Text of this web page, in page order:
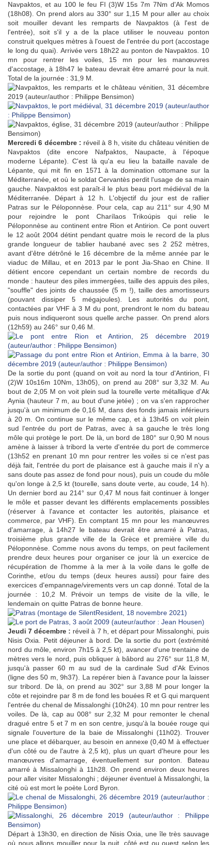
Navpaktos, et au 100 le feu Fl (3)W 15s 7m 7Nm d'Ak Momos
(18h08). On prend alors au 330° sur 1,15 M pour aller au choix
soit mouiller devant les remparts de Navpaktos (à l'est de
l'entrée), soit s'il y a de la place utiliser le nouveau ponton
construit quelques mètres à l'ouest de l'entrée du port (accostage
le long du quai). Arrivée vers 18h22 au ponton de Navpaktos. 10
mn pour rentrer les voiles, 15 mn pour les manœuvres
d'accostage, à 18h47 le bateau devrait être amarré pour la nuit.
Total de la journée : 31,9 M.
Mercredi 6 décembre : réveil à 8 h, visite du château vénitien de
Navpaktos (dite encore Nafpaktos, Naupacte, à l'époque
moderne Lépante). C'est là qu'a eu lieu la bataille navale de
Lépante, qui mit fin en 1571 à la domination ottomane sur la
Méditerranée, et où le soldat Cervantès perdit l'usage de sa main
gauche. Navpaktos est paraît-il le plus beau port médiéval de la
Méditerranée. Départ à 12 h. L'objectif du jour est de rallier
Patras sur le Péloponnèse. Pour cela, cap au 211° sur 4,90 M
pour rejoindre le pont Charílaos Trikoúpis qui relie le
Péloponnèse au continent entre Rion et Antirion.Ce pont ouvert
le 12 août 2004 détint pendant quatre mois le record de la plus
grande longueur de tablier haubané avec ses 2 252 mètres,
avant d'être détrôné le 16 décembre de la même année par le
viaduc de Millau, et en 2013 par le pont Jia-Shao en Chine. Il
détient encore cependant un certain nombre de records du
monde : hauteur des piles immergées, taille des appuis des piles,
"souffle" des joints de chaussée (5 m !), taille des amortisseurs
(pouvant dissiper 5 mégajoules). Les autorités du pont,
contactées par VHF à 3 M du pont, prendront le nom du bateau
puis nous indiqueront sous quelle arche passer. On prend alors
(12h59) au 246° sur 0,46 M.
De la sortie du pont (quand on voit au nord la tour d'Antirion, Fl
(2)W 10s16m 10Nm, 13h05), on prend au 208° sur 3,32 M. Au
bout de 2,05 M on voit plein sud la tourelle verte métallique d'Ak
Aynia (hauteur 7 m, au bout d'une jetée) ; on va s'en rapprocher
jusqu'à un minimum de 0,16 M, dans des fonds jamais inférieurs
à 20 m. On continue sur le même cap, et à 13h45 on voit plein
sud l'entrée du port de Patras, avec à sa gauche le très long
môle qui protège le port. De là, un bord de 180° sur 0,90 M nous
amène à laisser à tribord la verte d'entrée du port de commerce
(13h52 en prenant 10 mn pour rentrer les voiles si ce n'est pas
déjà fait, l'entrée du port de plaisance est à gauche mais il n'y a
sans doute pas assez de fond pour nous), puis un coude du môle
qu'on longe à 2,5 kt (tourelle, sans doute verte, au coude, 14 h).
Un dernier bord au 214° sur 0,47 M nous fait continuer à longer
le môle et passer devant les différents emplacements possibles
(réserver à l'avance et contacter les autorités, plaisance et
commerce, par VHF). En comptant 15 mn pour les manœuvres
d'amarrage, à 14h27 le bateau devrait être amarré à Patras,
troisième plus grande ville de la Grèce et première ville du
Péloponnèse. Comme nous avons du temps, on peut facilement
prendre deux heures pour organiser ce jour là un exercice de
récupération de l'homme à la mer à la voile dans le golfe de
Corinthe, et/ou du temps (deux heures aussi) pour faire des
exercices d'empannage/virements vers un cap donné. Total de la
journée : 10,2 M. Prévoir un temps de visite de la ville, le
lendemain on quitte Patras de bonne heure.
Jeudi 7 décembre : réveil à 7 h, et départ pour Missalonghi, puis
Nisis Oxia. Petit déjeuner à bord. De la sortie du port (extrémité
nord du môle, environ 7h15 à 2,5 kt), avancer d'une trentaine de
mètres vers le nord, puis obliquer à bâbord au 276° sur 11,8 M,
jusqu'à passer 60 m au sud de la cardinale Sud d'Ak Evinos
(ligne des 50 m, 9h37). La repérer bien à l'avance pour la laisser
sur tribord. De là, on prend au 302° sur 3,88 M pour longer la
côte et rejoindre par 8 m de fond les bouées R et G qui marquent
l'entrée du chenal de Missalonghi (10h24). 10 mn pour rentrer les
voiles. De là, cap au 008° sur 2,32 M pour remonter le chenal
dragué entre 5 et 7 m en son centre, jusqu'à la bouée rouge qui
signale l'ouverture de la baie de Missalonghi (11h02). Trouver
une place et débarquer, au besoin en annexe (0,40 M à effectuer
d'un côté ou de l'autre à 2,5 kt), plus un quart d'heure pour les
manœuvres d'amarrage, éventuellement sur ponton. Bateau
amarré à Missalonghi à 11h28. On prend environ deux heures
pour aller visiter Missalonghi ; déjeuner éventuel à Missalonghi, la
cité où est mort le poète Lord Byron.
Départ à 13h30, en direction de Nisis Oxia, une île très sauvage
où nous allons mouiller pour la nuit, côté est ou ouest selon les